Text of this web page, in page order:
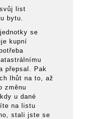
list
bytu.
se
kupní
přepsal. Pak
lhůt na to, až
změnu
u dané
na listu
stali jste se